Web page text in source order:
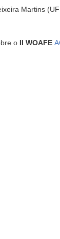
Martins
o II WOAFE